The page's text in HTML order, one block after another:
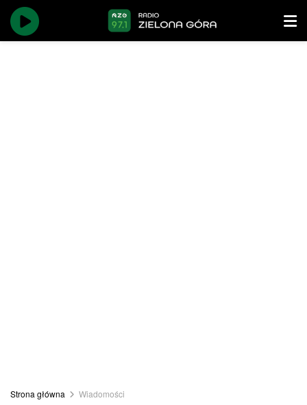
Strona główna Wiadomości